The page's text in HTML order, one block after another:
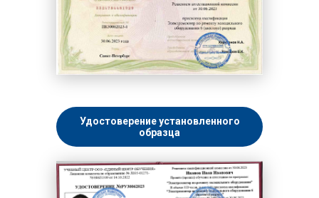
Удостоверение установленного
образца